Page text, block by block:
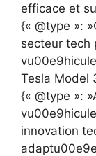
efficace et
{« @type »:
secteur tech
Tesla Model
{« @type »:
innovation